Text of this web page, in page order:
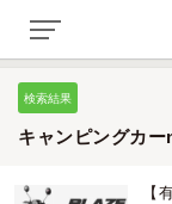
検索結果
キャンピングカ
【